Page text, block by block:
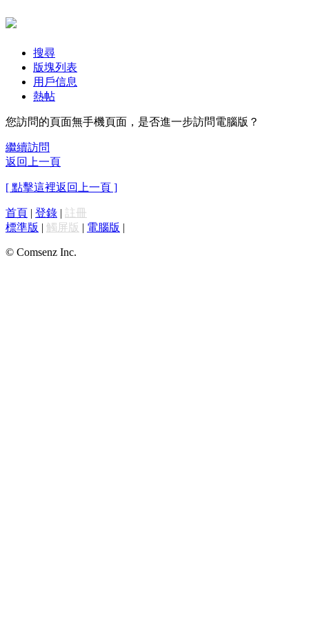
搜尋
版塊列表
用戶信息
熱帖
您訪問的頁面無手機頁面，是否進一步訪問電腦版？
繼續訪問
返回上一頁
[ 點擊這裡返回上一頁 ]
首頁 | 登錄 | 註冊
標準版 | 觸屏版 | 電腦版 |
© Comsenz Inc.